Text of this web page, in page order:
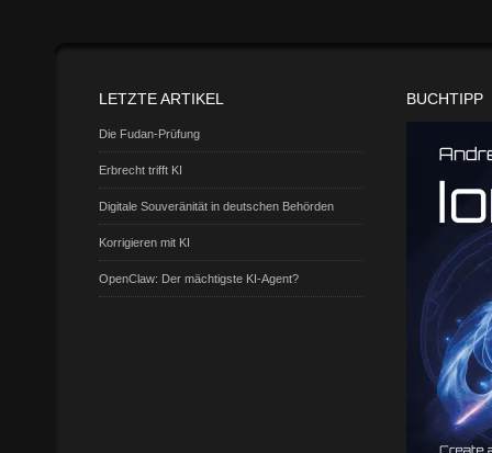
LETZTE ARTIKEL
Die Fudan-Prüfung
Erbrecht trifft KI
Digitale Souveränität in deutschen Behörden
Korrigieren mit KI
OpenClaw: Der mächtigste KI-Agent?
BUCHTIPP